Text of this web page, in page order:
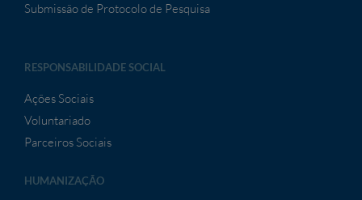
Submissão de Protocolo de Pesquisa
RESPONSABILIDADE SOCIAL
Ações Sociais
Voluntariado
Parceiros Sociais
HUMANIZAÇÃO